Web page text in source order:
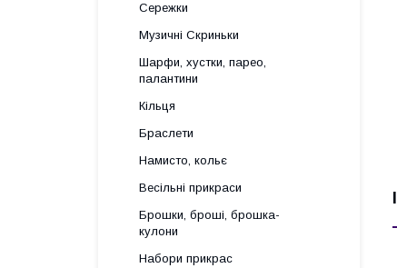
Сережки
Музичні Скриньки
Шарфи, хустки, парео,
палантини
Кільця
Браслети
Намисто, кольє
Весільні прикраси
Брошки, броші, брошка-
кулони
Набори прикрас